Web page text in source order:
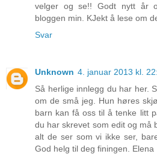
velger og se!! Godt nytt år
bloggen min. KJekt å lese om
Svar
Unknown 4. januar 2013 kl.
Så herlige innlegg du har her.
om de små jeg. Hun høres
barn kan få oss til å tenke litt
du har skrevet som edit og må
alt de ser som vi ikke ser,
God helg til deg finingen. Elena